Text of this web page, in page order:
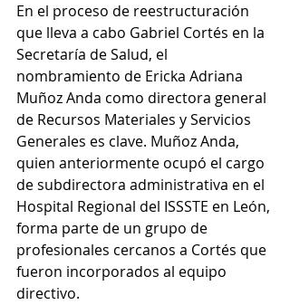
En el proceso de reestructuración
que lleva a cabo Gabriel Cortés en la
Secretaría de Salud, el
nombramiento de Ericka Adriana
Muñoz Anda como directora general
de Recursos Materiales y Servicios
Generales es clave. Muñoz Anda,
quien anteriormente ocupó el cargo
de subdirectora administrativa en el
Hospital Regional del ISSSTE en León,
forma parte de un grupo de
profesionales cercanos a Cortés que
fueron incorporados al equipo
directivo.